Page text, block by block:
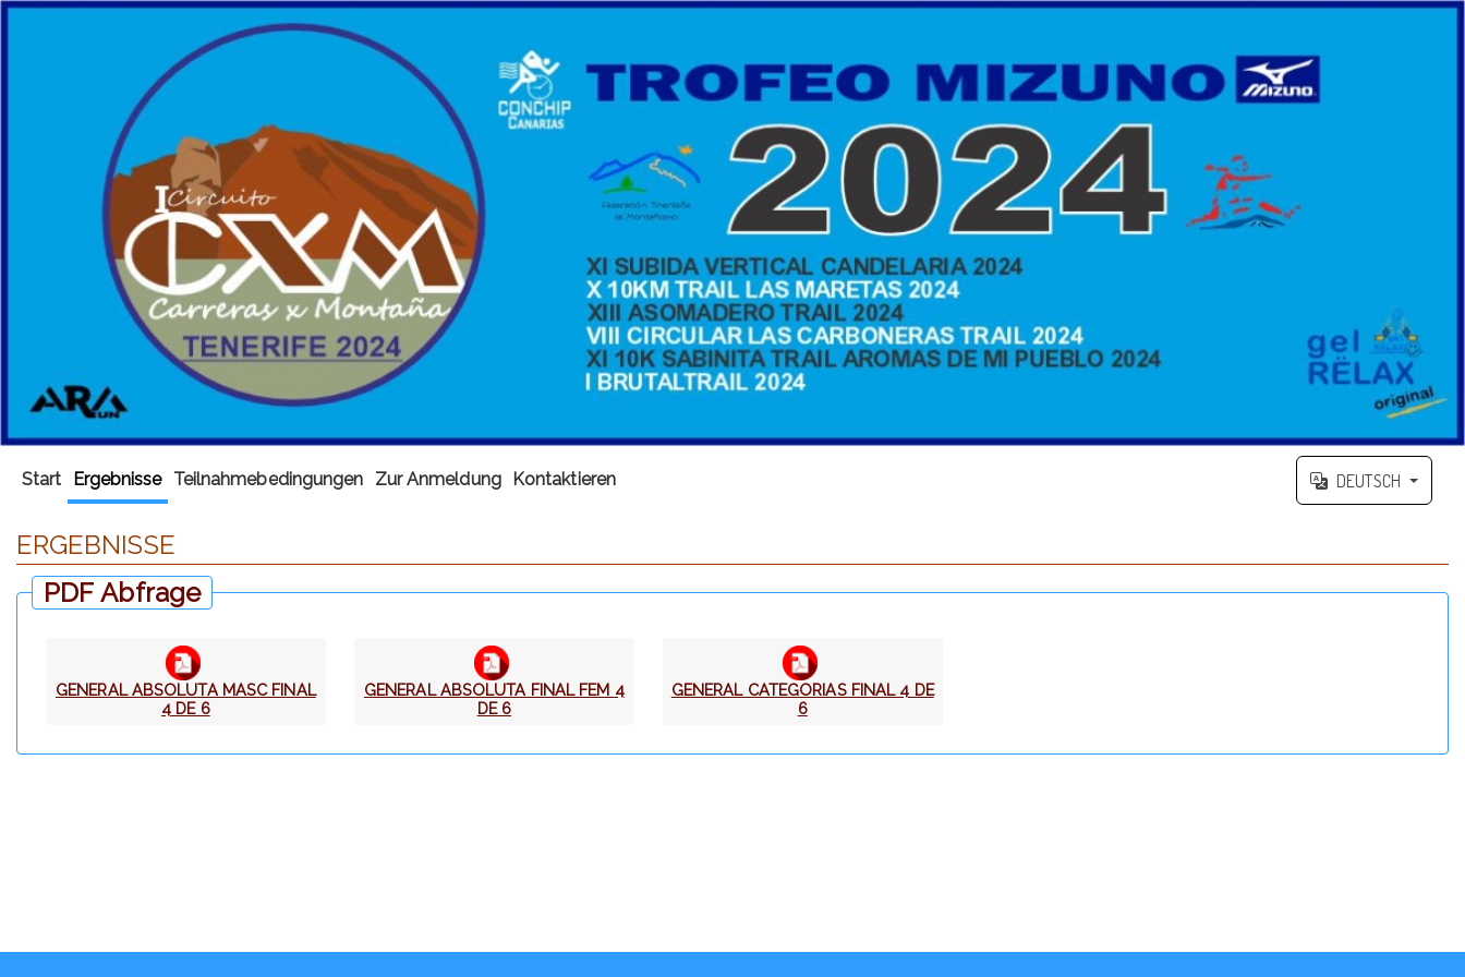
Start Ergebnisse Teilnahmebedingungen Zur Anmeldung Kontaktieren DEUTSCH
ERGEBNISSE
PDF Abfrage
GENERAL ABSOLUTA MASC FINAL
4 DE 6
GENERAL ABSOLUTA FINAL FEM 4
DE 6
GENERAL CATEGORIAS FINAL 4 DE
6